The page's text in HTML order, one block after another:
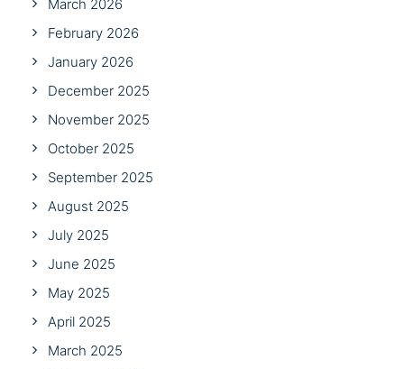
March 2026
February 2026
January 2026
December 2025
November 2025
October 2025
September 2025
August 2025
July 2025
June 2025
May 2025
April 2025
March 2025